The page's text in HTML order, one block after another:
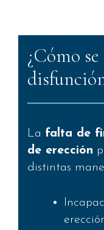
¿Cómo
La falta de
de erección
distintas